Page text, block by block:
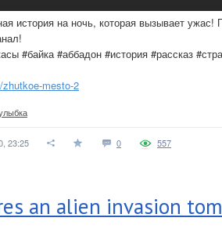
история на ночь, которая вызывает ужас!
#байка #аббадон #история #рассказ
zhutkoe-mesto-2
23:25 0 557
an alien invasion